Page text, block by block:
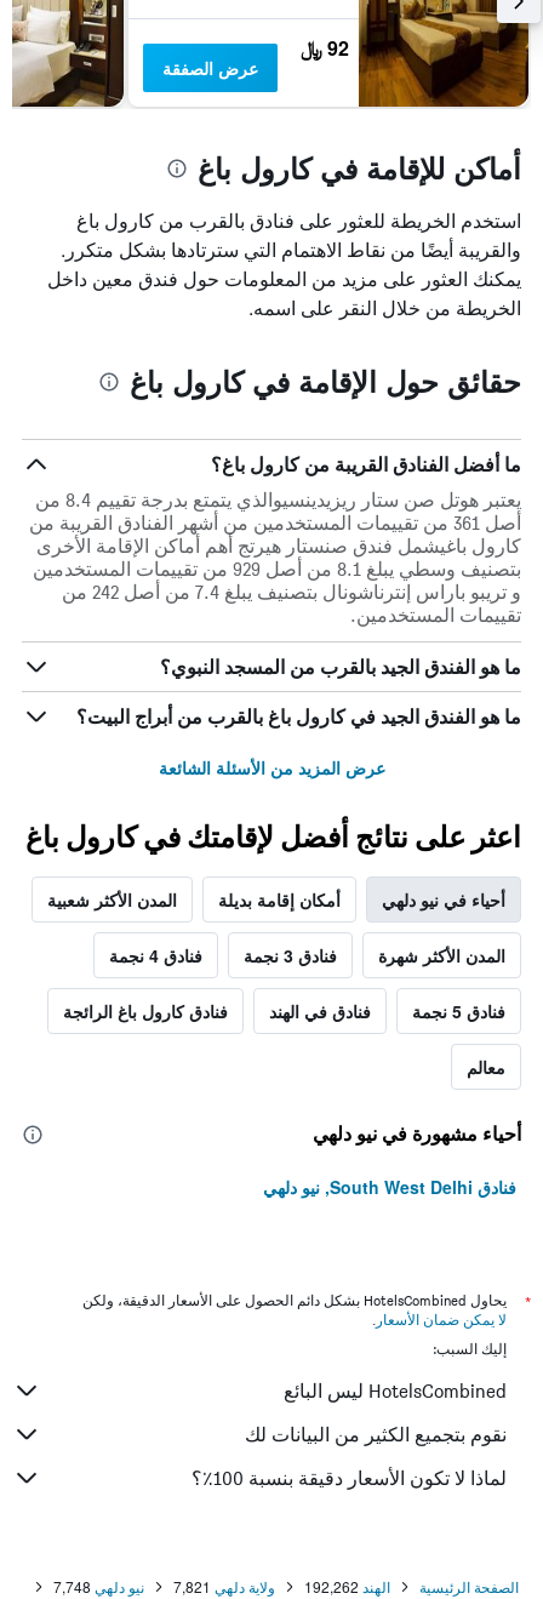
92 ﷼
عرض الصفقة
أماكن للإقامة في كارول باغ
استخدم الخريطة للعثور على فنادق بالقرب من كارول باغ
والقريبة أيضًا من نقاط الاهتمام التي سترتادها بشكل متكرر.
يمكنك العثور على مزيد من المعلومات حول فندق معين داخل
الخريطة من خلال النقر على اسمه.
حقائق حول الإقامة في كارول باغ
ما أفضل الفنادق القريبة من كارول باغ؟
يعتبر هوتل صن ستار ريزيدينسيوالذي يتمتع بدرجة تقييم 8.4 من
أصل 361 من تقييمات المستخدمين من أشهر الفنادق القريبة من
كارول باغيشمل فندق صنستار هيرتج أهم أماكن الإقامة الأخرى
بتصنيف وسطي يبلغ 8.1 من أصل 929 من تقييمات المستخدمين
و تريبو باراس إنترناشونال بتصنيف يبلغ 7.4 من أصل 242 من
تقييمات المستخدمين.
ما هو الفندق الجيد بالقرب من المسجد النبوي؟
ما هو الفندق الجيد في كارول باغ بالقرب من أبراج البيت؟
عرض المزيد من الأسئلة الشائعة
اعثر على نتائج أفضل لإقامتك في كارول باغ
أحياء في نيو دلهي أمكان إقامة بديلة المدن الأكثر شعبية
المدن الأكثر شهرة فنادق 3 نجمة فنادق 4 نجمة
فنادق 5 نجمة فنادق في الهند فنادق كارول باغ الرائجة
معالم
أحياء مشهورة في نيو دلهي
فنادق South West Delhi, نيو دلهي
*
يحاول HotelsCombined بشكل دائم الحصول على الأسعار الدقيقة، ولكن
لا يمكن ضمان الأسعار .
إليك السبب:
HotelsCombined ليس البائع
نقوم بتجميع الكثير من البيانات لك
لماذا لا تكون الأسعار دقيقة بنسبة 100٪؟
الصفحة الرئيسية الهند 192,262 ولاية دلهي 7,821 نيو دلهي 7,748